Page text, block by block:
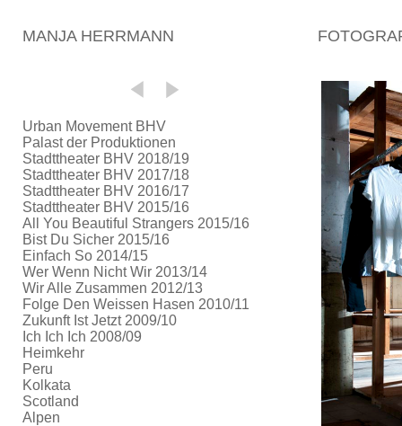
Urban Movement BHV
Palast der Produktionen
Stadttheater BHV 2018/19
Stadttheater BHV 2017/18
Stadttheater BHV 2016/17
Stadttheater BHV 2015/16
All You Beautiful Strangers 2015/16
Bist Du Sicher 2015/16
Einfach So 2014/15
Wer Wenn Nicht Wir 2013/14
Wir Alle Zusammen 2012/13
Folge Den Weissen Hasen 2010/11
Zukunft Ist Jetzt 2009/10
Ich Ich Ich 2008/09
Heimkehr
Peru
Kolkata
Scotland
Alpen
MANJA HERRMANN